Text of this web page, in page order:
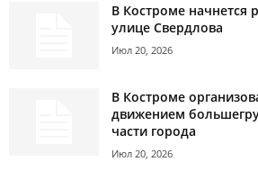
В Костроме начнется
улице Свердлова
Июл 20, 2026
В Костроме
движением
части города
Июл 20, 2026